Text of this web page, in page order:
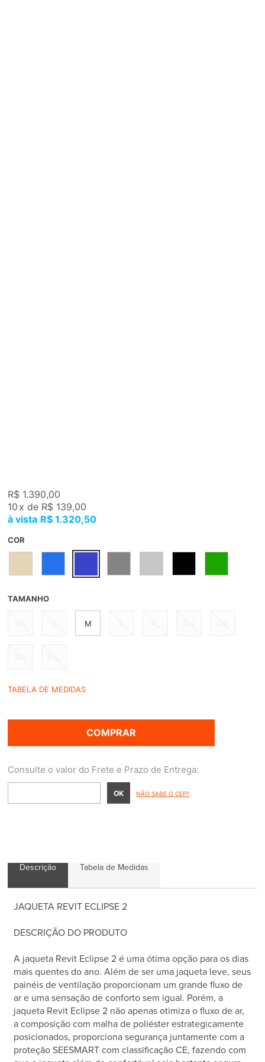
R$ 1.390,00
10 x de R$ 139,00
R$ 1.320,50
COR
TAMANHO
M
TABELA DE MEDIDAS
COMPRAR
NÃO SABE O CEP?
Descrição Tabela de Medidas
JAQUETA REVIT ECLIPSE 2
DESCRIÇÃO DO PRODUTO
A jaqueta Revit Eclipse 2 é uma ótima opção para os dias
mais quentes do ano. Além de ser uma jaqueta leve, seus
painéis de ventilação proporcionam um grande fluxo de
ar e uma sensação de conforto sem igual. Porém, a
jaqueta Revit Eclipse 2 não apenas otimiza o fluxo de ar,
a composição com malha de poliéster estrategicamente
posicionados, proporciona segurança juntamente com a
proteção SEESMART com classificação CE, fazendo com